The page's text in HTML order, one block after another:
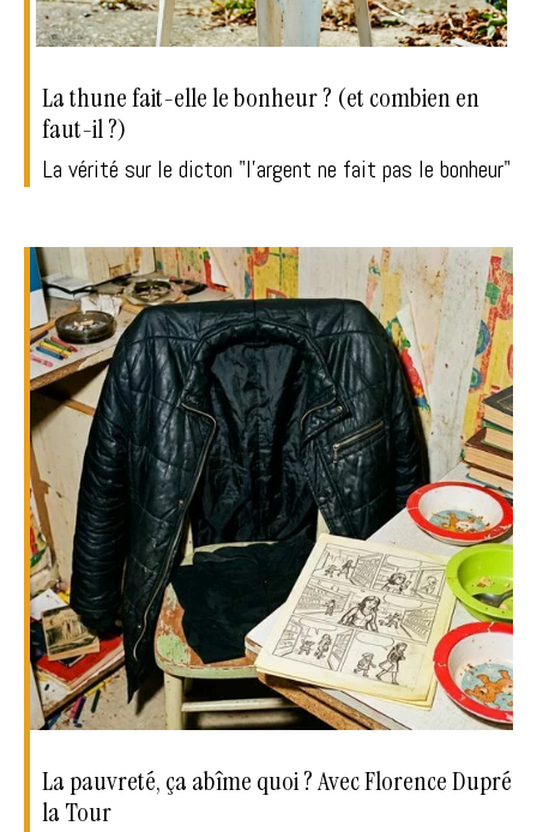
La thune fait-elle le bonheur ? (et combien en
faut-il ?)
La vérité sur le dicton "l'argent ne fait pas le bonheur"
La pauvreté, ça abîme quoi ? Avec Florence Dupré
la Tour